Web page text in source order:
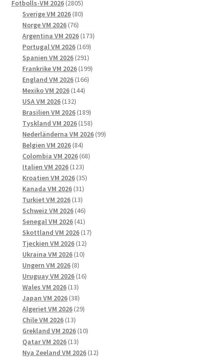
Fotbolls-VM 2026 28052805
produkter
Sverige VM 2026 8080
Norge VM 2026 7676
produkter
Argentina VM 2026 173173
Portugal VM 2026 169169
Spanien VM 2026 291291
produkter
Frankrike VM 2026 199199
England VM 2026 166166
Mexiko VM 2026 144144
USA VM 2026 132132
produkter
Brasilien VM 2026 189189
produkter
Tyskland VM 2026 158158
produkter
Nederländerna VM 2026 9999
Belgien VM 2026 8484
produkter
Colombia VM 2026 6868
Italien VM 2026 123123
produkter
Kroatien VM 2026 3535
Kanada VM 2026 3131
produkter
Turkiet VM 2026 1313
produkter
Schweiz VM 2026 4646
produkter
Senegal VM 2026 4141
produkter
Skottland VM 2026 1717
Tjeckien VM 2026 1212
Ukraina VM 2026 1010
Ungern VM 2026 88
produkter
Uruguay VM 2026 1616
Wales VM 2026 1313
produkter
Japan VM 2026 3838
produkter
Algeriet VM 2026 2929
Chile VM 2026 1313
produkter
Grekland VM 2026 1010
Qatar VM 2026 1313
produkter
Nya Zeeland VM 2026 1212